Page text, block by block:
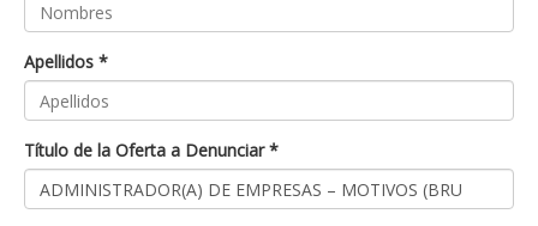
Apellidos *
Título de la Oferta a Denunciar *